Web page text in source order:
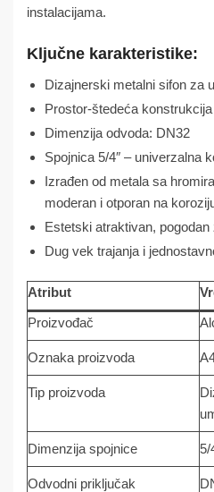
instalacijama.
Ključne karakteristike:
Dizajnerski metalni sifon za
Prostor-štedeća
Dimenzija odvoda: DN32
Spojnica 5/4″ – univerzalna
Izrađen od metala sa
moderan i otporan na
Estetski atraktivan,
Dug vek trajanja i
Atribut
Proizvođač
Oznaka proizvoda
Tip proizvoda
Dimenzija spojnice 5/
Odvodni priključak